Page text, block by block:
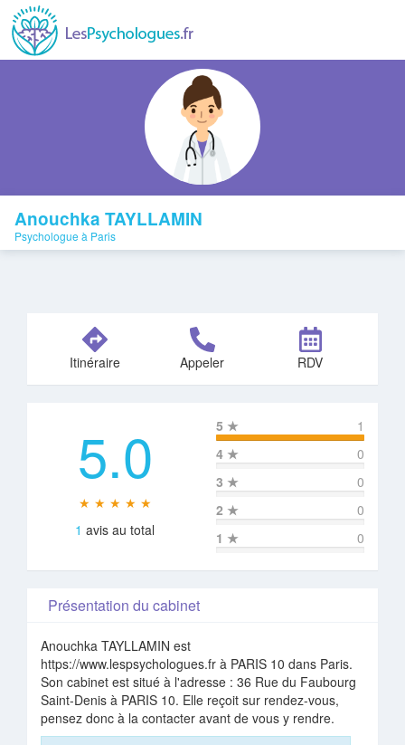
Anouchka TAYLLAMIN
Psychologue à Paris
Itinéraire Appeler RDV
5.0
★ ★ ★ ★ ★
1 avis au total
5 ★
1
4 ★
0
3 ★
0
2 ★
0
1 ★ 0
Présentation du cabinet
Anouchka TAYLLAMIN est
https://www.lespsychologues.fr à PARIS 10 dans Paris.
Son cabinet est situé à l'adresse : 36 Rue du Faubourg
Saint-Denis à PARIS 10. Elle reçoit sur rendez-vous,
pensez donc à la contacter avant de vous y rendre.